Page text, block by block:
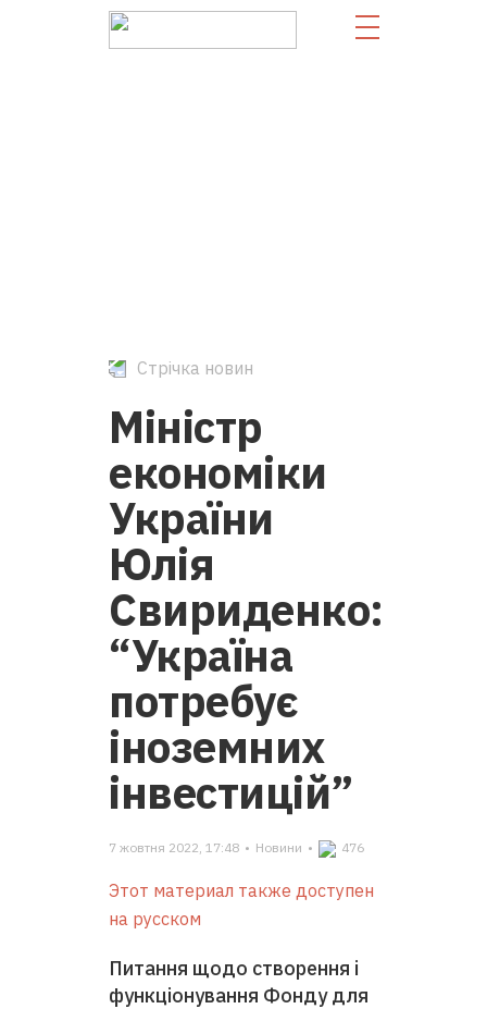
Стрічка новин
Міністр
економіки
України
Юлія
Свириденко:
“Україна
потребує
іноземних
інвестицій”
7 жовтня 2022, 17:48 • Новини • 476
Этот материал также доступен
на русском
Питання щодо створення і
функціонування Фонду для